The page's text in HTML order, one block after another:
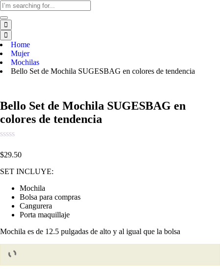
Home
Mujer
Mochilas
Bello Set de Mochila SUGESBAG en colores de tendencia
Bello Set de Mochila SUGESBAG en
colores de tendencia
$29.50
SET INCLUYE:
Mochila
Bolsa para compras
Cangurera
Porta maquillaje
Mochila es de 12.5 pulgadas de alto y al igual que la bolsa